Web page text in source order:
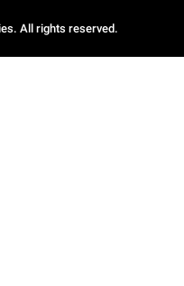
All rights reserved.